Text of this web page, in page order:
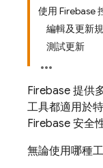
使用 Firebase
編輯及更新
測試更新
Firebase 提供
工具都適用於
Firebase 安全
無論使用哪種